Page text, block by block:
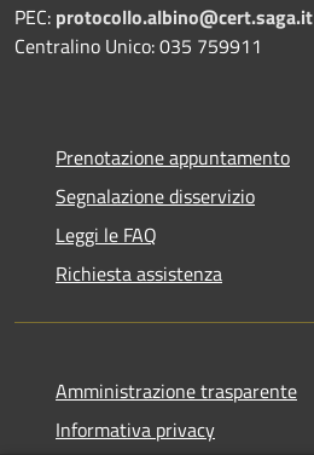
PEC: protocollo.albino@cert.saga.it
Centralino Unico: 035 759911
Prenotazione appuntamento
Segnalazione disservizio
Leggi le FAQ
Richiesta assistenza
Amministrazione trasparente
Informativa privacy